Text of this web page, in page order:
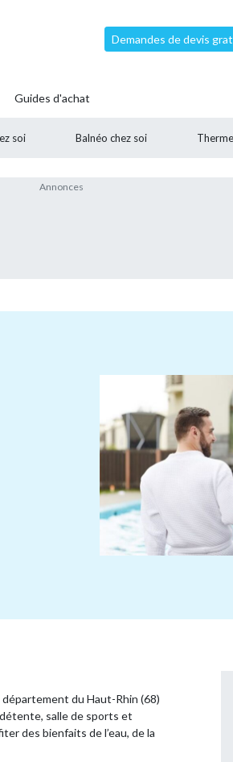
Demandes de devis
soi Balnéo chez soi
Guides d'achat
département du Haut-Rhin (68)
salle de sports et
des bienfaits de l’eau, de la